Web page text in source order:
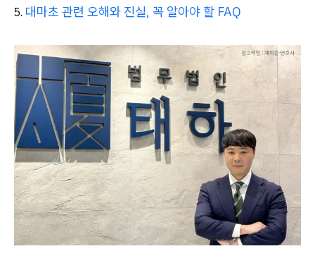
대마초 관련 오해와 진실, 꼭 알아야 할 FAQ